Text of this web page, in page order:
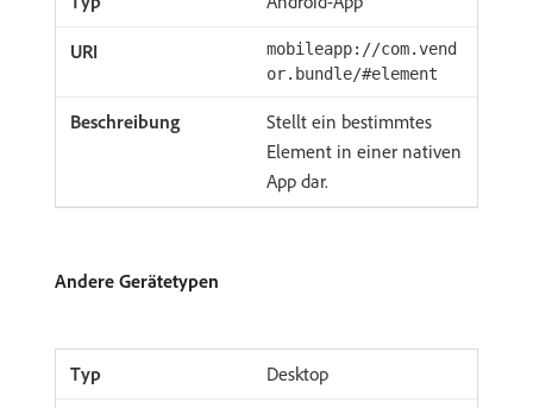
mobileapp://com.vend
or.bundle/#element
Stellt ein bestimmtes
Element in einer nativen
App dar.
Andere Gerätetypen
Desktop